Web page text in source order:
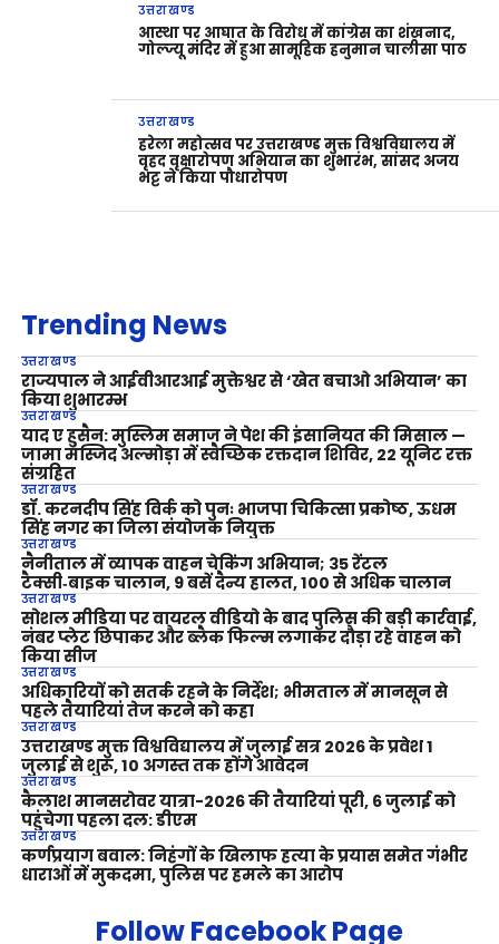
उत्तराखण्ड
आस्था पर आघात के विरोध में कांग्रेस का शंखनाद,
गोल्ज्यू मंदिर में हुआ सामूहिक हनुमान चालीसा पाठ
उत्तराखण्ड
हरेला महोत्सव पर उत्तराखण्ड मुक्त विश्वविद्यालय में
वृहद वृक्षारोपण अभियान का शुभारंभ, सांसद अजय
भट्ट ने किया पौधारोपण
Trending News
उत्तराखण्ड
राज्यपाल ने आईवीआरआई मुक्तेश्वर से ‘खेत बचाओ अभियान’ का
किया शुभारम्भ
उत्तराखण्ड
याद ए हुसैन: मुस्लिम समाज ने पेश की इंसानियत की मिसाल —
जामा मस्जिद अल्मोड़ा में स्वैच्छिक रक्तदान शिविर, 22 यूनिट रक्त
संग्रहित
उत्तराखण्ड
डॉ. करनदीप सिंह विर्क को पुनः भाजपा चिकित्सा प्रकोष्ठ, ऊधम
सिंह नगर का जिला संयोजक नियुक्त
उत्तराखण्ड
नैनीताल में व्यापक वाहन चेकिंग अभियान; 35 रेंटल
टैक्सी‑बाइक चालान, 9 बसें दैन्य हालत, 100 से अधिक चालान
उत्तराखण्ड
सोशल मीडिया पर वायरल वीडियो के बाद पुलिस की बड़ी कार्रवाई,
नंबर प्लेट छिपाकर और ब्लैक फिल्म लगाकर दौड़ा रहे वाहन को
किया सीज
उत्तराखण्ड
अधिकारियों को सतर्क रहने के निर्देश; भीमताल में मानसून से
पहले तैयारियां तेज करने को कहा
उत्तराखण्ड
उत्तराखण्ड मुक्त विश्वविद्यालय में जुलाई सत्र 2026 के प्रवेश 1
जुलाई से शुरू, 10 अगस्त तक होंगे आवेदन
उत्तराखण्ड
कैलाश मानसरोवर यात्रा-2026 की तैयारियां पूरी, 6 जुलाई को
पहुंचेगा पहला दल: डीएम
उत्तराखण्ड
कर्णप्रयाग बवाल: निहंगों के खिलाफ हत्या के प्रयास समेत गंभीर
धाराओं में मुकदमा, पुलिस पर हमले का आरोप
Follow Facebook Page